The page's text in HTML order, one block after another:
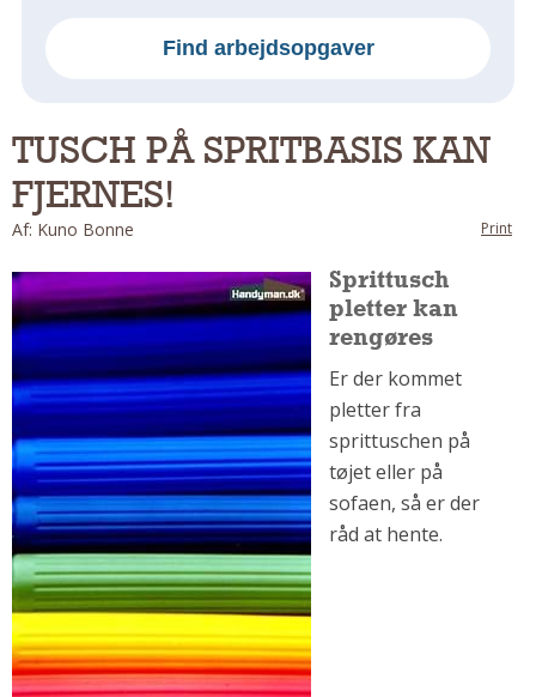
Udendørs
Kan Det Males?
MURER
Reparationer
Om Materialer
Om Værktøj
GLARMESTER
Udskiftning Og Montage
Om Materialer
HANDYMAN
Tips Og Tricks
Kemi
Andet
Båd
GARTNER
Find arbejdsopgaver
TUSCH PÅ SPRITBASIS KAN
FJERNES!
Af: Kuno Bonne Print
Sprittusch
pletter kan
rengøres
Er der kommet
pletter fra
sprittuschen på
tøjet eller på
sofaen, så er der
råd at hente.